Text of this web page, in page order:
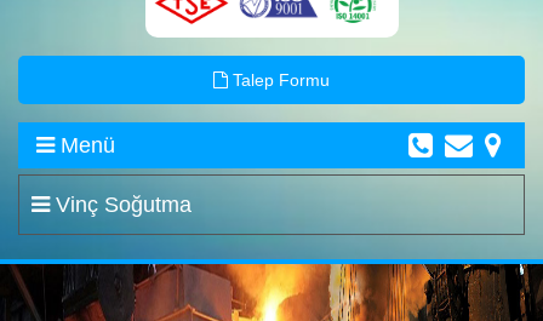
Talep Formu
Menü
Vinç Soğutma